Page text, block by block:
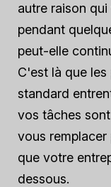
autre raison
pendant
peut-elle
C'est là que
standard
vos tâches
vous
que votre
dessous.